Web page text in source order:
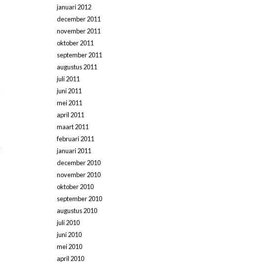
januari 2012
december 2011
november 2011
oktober 2011
september 2011
augustus 2011
juli 2011
juni 2011
mei 2011
april 2011
maart 2011
februari 2011
januari 2011
december 2010
november 2010
oktober 2010
september 2010
augustus 2010
juli 2010
juni 2010
mei 2010
april 2010